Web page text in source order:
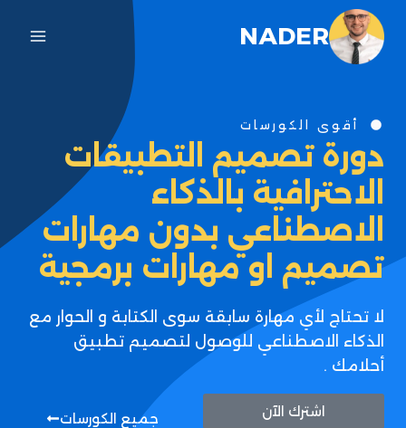
NADER
أقوى الكورسات
دورة تصميم التطبيقات
الاحترافية بالذكاء
الاصطناعي بدون مهارات
تصميم او مهارات برمجية
لا تحتاج لأي مهارة سابقة سوى الكتابة و الحوار مع
الذكاء الاصطناعي للوصول لتصميم تطبيق
أحلامك .
اشترك الآن جميع الكورسات